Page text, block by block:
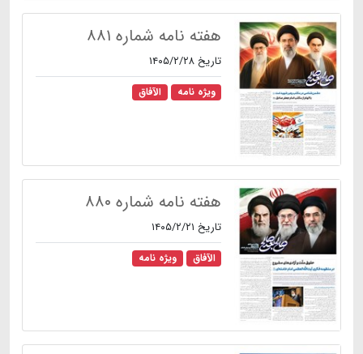
هفته نامه شماره ۸۸۱
تاریخ ۱۴۰۵/۲/۲۸
ویژه نامه الآفاق
هفته نامه شماره ۸۸۰
تاریخ ۱۴۰۵/۲/۲۱
الآفاق ویژه نامه